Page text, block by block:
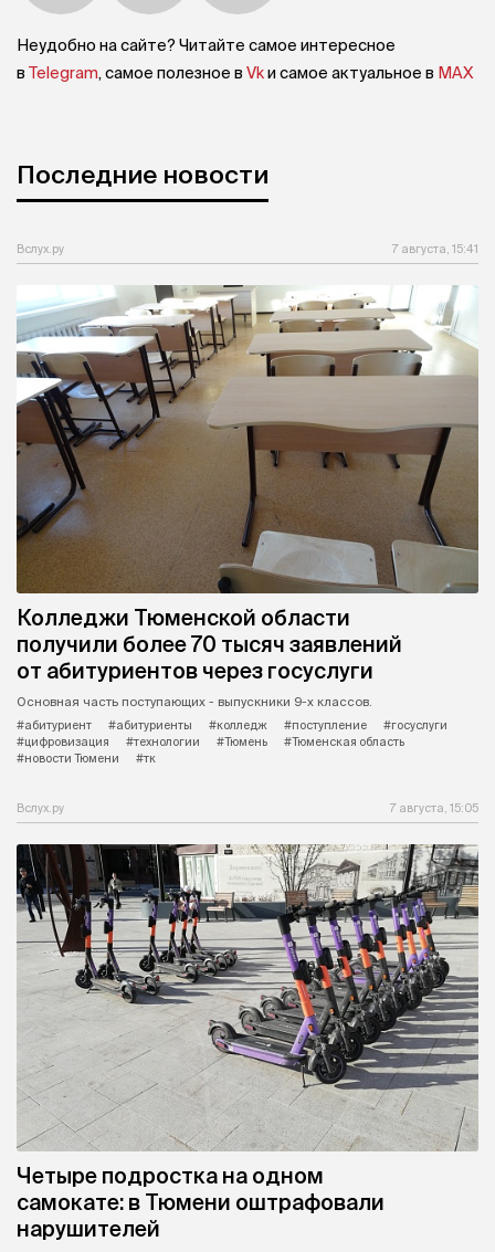
Неудобно на сайте? Читайте самое интересное
в Telegram, самое полезное в Vkи самое актуальное в MAX
Последние новости
Вслух.ру 7 августа, 15:41
Колледжи Тюменской области
получили более 70 тысяч заявлений
от абитуриентов через госуслуги
Основная часть поступающих - выпускники 9-х классов.
#абитуриент
#абитуриенты #колледж #поступление
#госуслуги
#цифровизация
#технологии #Тюмень
#Тюменская область
#новости Тюмени
#тк
Вслух.ру 7 августа, 15:05
Четыре подростка на одном
самокате: в Тюмени оштрафовали
нарушителей